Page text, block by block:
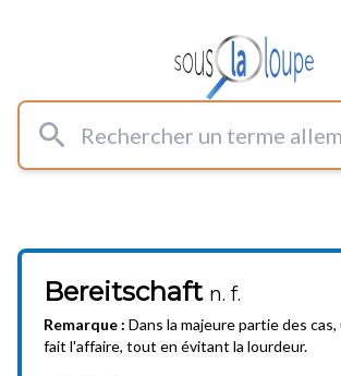
Rechercher un terme allemand
Bereitschaft n. f.
Remarque : Dans la majeure partie des
fait l'affaire, tout en évitant la lourdeur.